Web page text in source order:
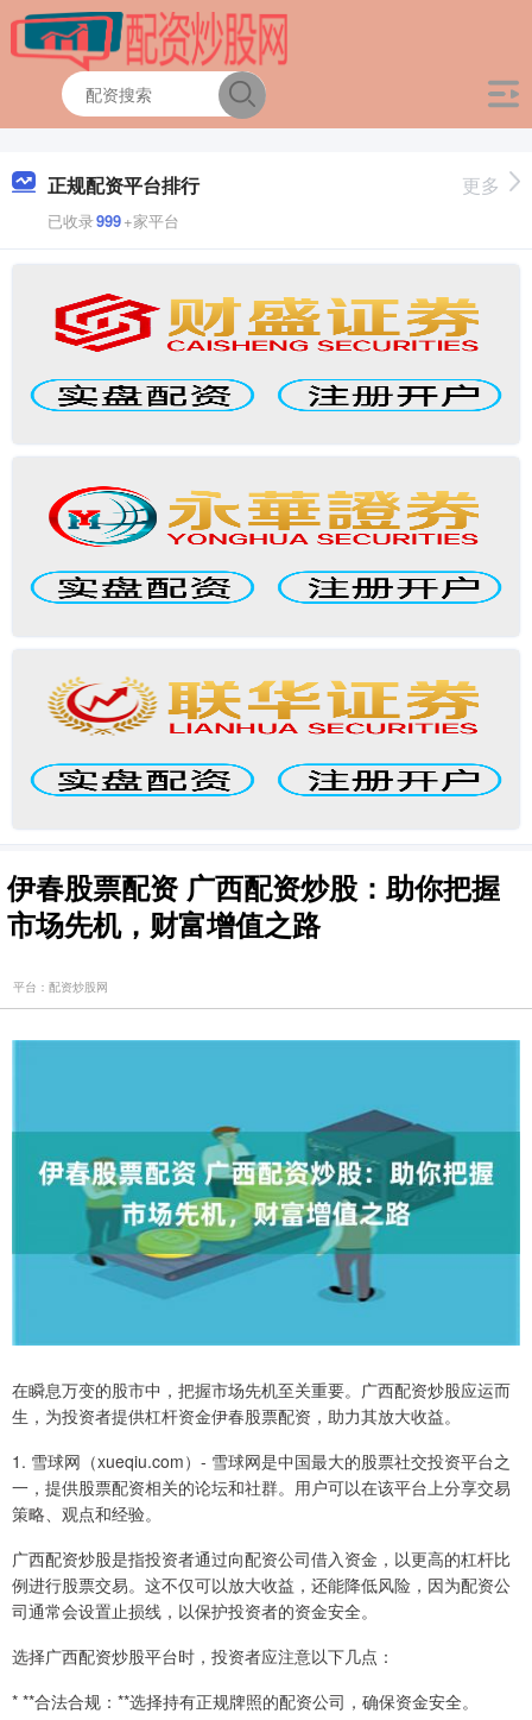
正规配资平台排行
已收录999+家平台
更多
伊春股票配资 广西配资炒股：助你把握
市场先机，财富增值之路
平台：配资炒股网
在瞬息万变的股市中，把握市场先机至关重要。广西配资炒股应运而
生，为投资者提供杠杆资金伊春股票配资，助力其放大收益。
1. 雪球网（xueqiu.com）- 雪球网是中国最大的股票社交投资平台之
一，提供股票配资相关的论坛和社群。用户可以在该平台上分享交易
策略、观点和经验。
广西配资炒股是指投资者通过向配资公司借入资金，以更高的杠杆比
例进行股票交易。这不仅可以放大收益，还能降低风险，因为配资公
司通常会设置止损线，以保护投资者的资金安全。
选择广西配资炒股平台时，投资者应注意以下几点：
* **合法合规：**选择持有正规牌照的配资公司，确保资金安全。